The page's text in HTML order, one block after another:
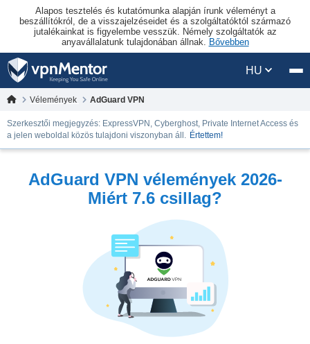
Alapos tesztelés és kutatómunka alapján írunk véleményt a
beszállítókról, de a visszajelzéseidet és a szolgáltatóktól származó
jutalékainkat is figyelembe vesszük. Némely szolgáltatók az
anyavállalatunk tulajdonában állnak. Bővebben
HU
Vélemények AdGuard VPN
Szerkesztői megjegyzés: ExpressVPN, Cyberghost, Private Internet Access és
a jelen weboldal közös tulajdoni viszonyban áll. Értettem!
AdGuard VPN vélemények 2026-
Miért 7.6 csillag?